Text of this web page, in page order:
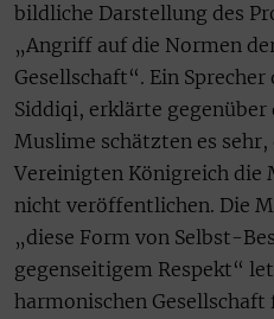
bildliche Darstellung des
„Angriff auf die Normen
Gesellschaft“. Ein
Siddiqi, erklärte
Muslime schätzten es
Vereinigten Königreich
nicht veröffentlichen. Die
„diese Form von Selbst-
gegenseitigem Respekt“
harmonischen